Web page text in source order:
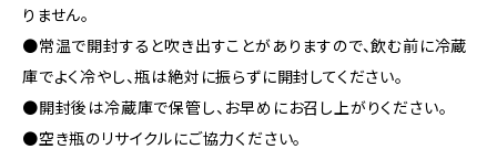
りません。
●常温で開封すると吹き出すことがありますので、飲む前に冷蔵
庫でよく冷やし、瓶は絶対に振らずに開封してください。
●開封後は冷蔵庫で保管し、お早めにお召し上がりください。
●空き瓶のリサイクルにご協力ください。